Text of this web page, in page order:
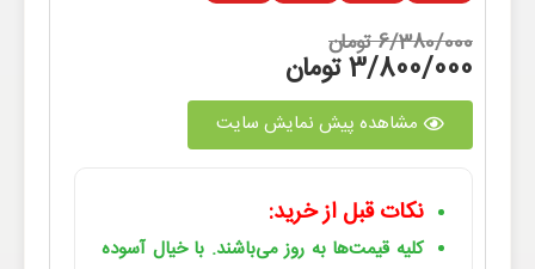
6/380/000 تومان
3/800/000 تومان
مشاهده پیش نمایش سایت
نکات قبل از خرید:
کلیه قیمت‌ها به روز می‌باشند. با خیال آسوده